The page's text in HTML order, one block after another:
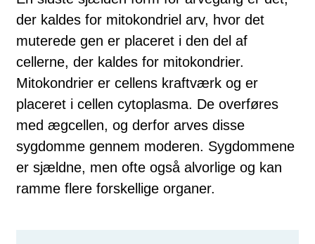
der kaldes for mitokondriel arv, hvor det
muterede gen er placeret i den del af
cellerne, der kaldes for mi­to­kon­drier.
Mitokondrier er cellens kraftværk og er
placeret i cellen cytoplasma. De overføres
med ægcellen, og derfor arves disse
sygdomme gennem mod­er­en. Sygdommene
er sjældne, men ofte også alvorlige og kan
ramme flere for­skellige organer.